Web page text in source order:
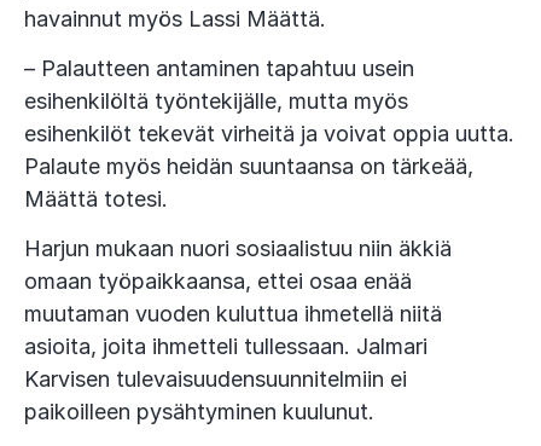
havainnut myös Lassi Määttä.
– Palautteen antaminen tapahtuu usein
esihenkilöltä työntekijälle, mutta myös
esihenkilöt tekevät virheitä ja voivat oppia uutta.
Palaute myös heidän suuntaansa on tärkeää,
Määttä totesi.
Harjun mukaan nuori sosiaalistuu niin äkkiä
omaan työpaikkaansa, ettei osaa enää
muutaman vuoden kuluttua ihmetellä niitä
asioita, joita ihmetteli tullessaan. Jalmari
Karvisen tulevaisuudensuunnitelmiin ei
paikoilleen pysähtyminen kuulunut.